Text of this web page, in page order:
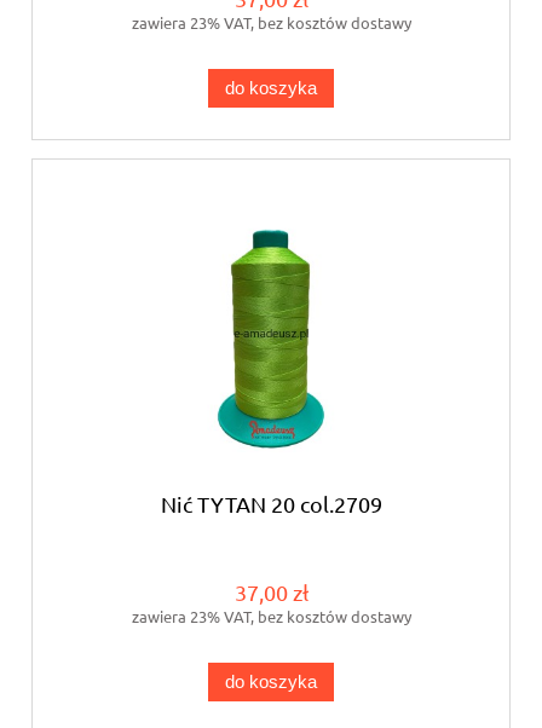
zawiera 23% VAT, bez kosztów dostawy
do koszyka
Nić TYTAN 20 col.2709
37,00 zł
zawiera 23% VAT, bez kosztów dostawy
do koszyka